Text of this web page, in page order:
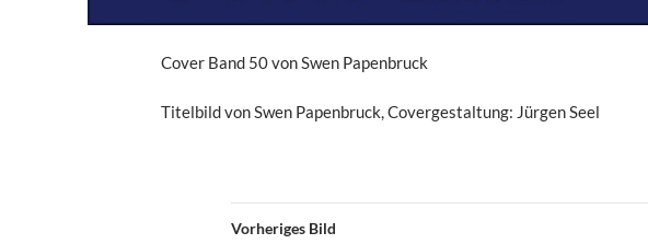
Cover Band 50 von Swen Papenbruck
Titelbild von Swen Papenbruck, Covergestaltung: Jürgen Seel
Vorheriges Bild